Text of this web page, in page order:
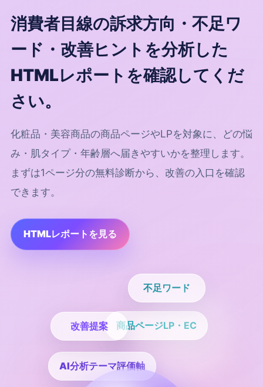
消費者目線の訴求方向・不足ワ
ード・改善ヒントを分析した
HTMLレポートを確認してくだ
さい。
化粧品・美容商品の商品ページやLPを対象に、どの悩
み・肌タイプ・年齢層へ届きやすいかを整理します。
まずは1ページ分の無料診断から、改善の入口を確認
できます。
HTMLレポートを見る
商品ページLP・EC
AI分析テーマ評価軸
不足ワード
改善提案